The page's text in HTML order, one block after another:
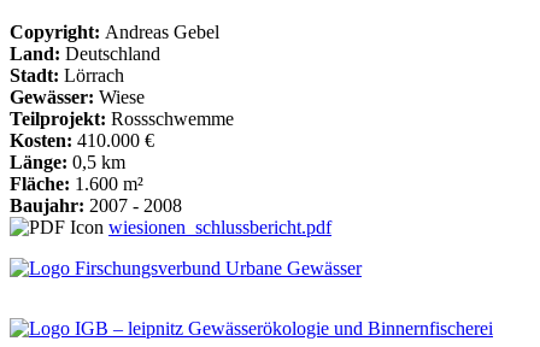
Copyright: Andreas Gebel
Land: Deutschland
Stadt: Lörrach
Gewässer: Wiese
Teilprojekt: Rossschwemme
Kosten: 410.000 €
Länge: 0,5 km
Fläche: 1.600 m²
Baujahr: 2007 - 2008
wiesionen_schlussbericht.pdf